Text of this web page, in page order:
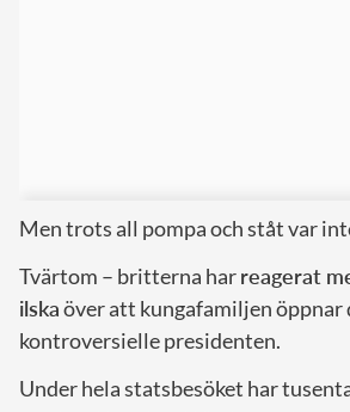
Men trots all pompa och ståt var
Tvärtom – britterna harreagerat
ilskaöver att kungafamiljen öppnar
kontroversielle presidenten.
Under hela statsbesöket har